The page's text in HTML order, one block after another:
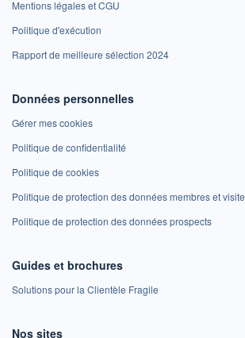
Mentions légales et CGU
Politique d'exécution
Rapport de meilleure sélection 2024
Données personnelles
Gérer mes cookies
Politique de confidentialité
Politique de cookies
Politique de protection des données membres et
Politique de protection des données prospects
Guides et brochures
Solutions pour la Clientèle Fragile
Nos sites